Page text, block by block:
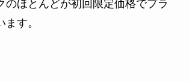
のほとんどが初回限定価格でプラ
す。